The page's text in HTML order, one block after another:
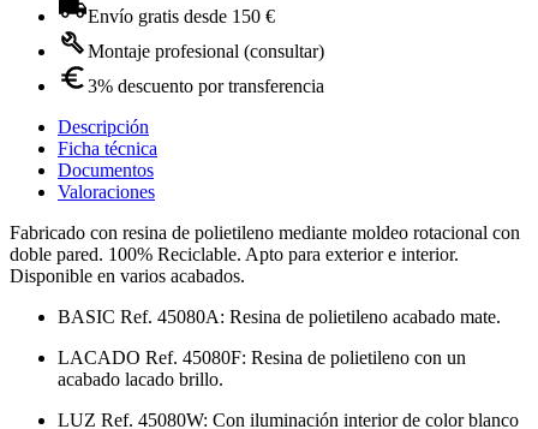
Envío gratis desde 150 €
Montaje profesional (consultar)
3% descuento por transferencia
Descripción
Ficha técnica
Documentos
Valoraciones
Fabricado con resina de polietileno mediante moldeo rotacional con
doble pared. 100% Reciclable. Apto para exterior e interior.
Disponible en varios acabados.
BASIC Ref. 45080A: Resina de polietileno acabado mate.
LACADO Ref. 45080F: Resina de polietileno con un
acabado lacado brillo.
LUZ Ref. 45080W: Con iluminación interior de color blanco